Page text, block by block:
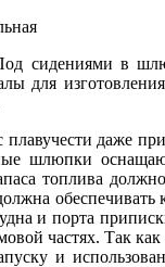
сидениями в
для
даже
шлюпки
топлива
обеспечивать
и порта
частях. Так как
и